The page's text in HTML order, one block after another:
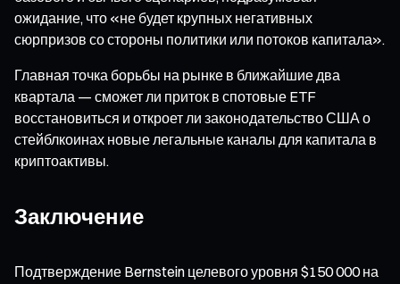
ожидание, что «не будет крупных негативных
сюрпризов со стороны политики или потоков капитала».
Главная точка борьбы на рынке в ближайшие два
квартала — сможет ли приток в спотовые ETF
восстановиться и откроет ли законодательство США о
стейблкоинах новые легальные каналы для капитала в
криптоактивы.
Заключение
Подтверждение Bernstein целевого уровня $150 000 на